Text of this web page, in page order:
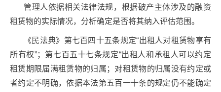
管理人依据相关法律法规，根据破产主体涉及的融资
租赁物的实际情况，分析确定是否将其纳入评估范围。
《民法典》第七百四十五条规定“出租人对租赁物享有
所有权”；第七百五十七条规定“出租人和承租人可以约定
租赁期限届满租赁物的归属；对租赁物的归属没有约定或
者约定不明确，依据本法第五百一十条的规定仍不能确定